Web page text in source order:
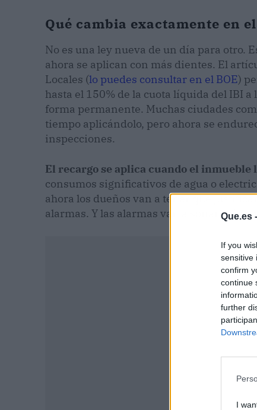
Que.es -
If you
sensitive
confirm
continue
further
I
Qué cambia exactamente en
No es una ley nueva de un día para otro.
ahora se aplican con más dientes. El
Locales (lo puedes consultar en el BOE)
hasta el 150% de la cuota líquida del IBI
forma permanente. Muchas ciudades
tiempo aplicándolo, pero ahora se
inspecciones.
El recargo se aplica cuando el inmueble
consumos significativos de agua o
ahora los dueños van a tener que
alarmas. Y las alarmas van a sonar más a